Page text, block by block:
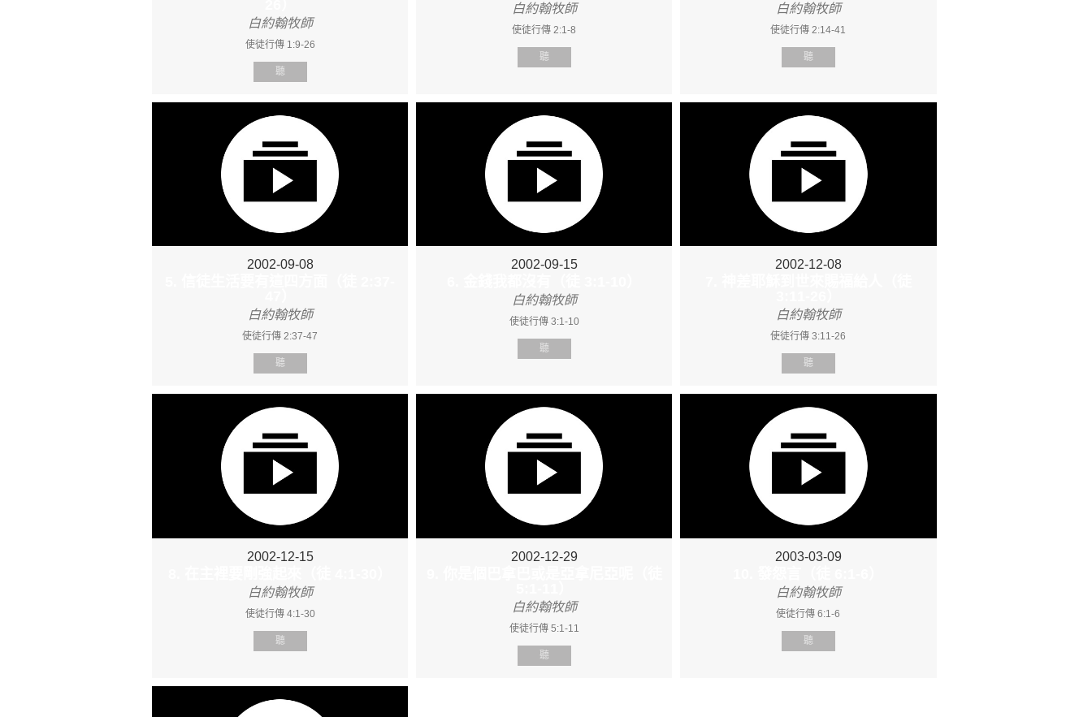
白約翰牧師
使徒行傳 1:9-26
聽
白約翰牧師
使徒行傳 2:1-8
聽
白約翰牧師
使徒行傳 2:14-41
聽
2002-09-08
白約翰牧師
使徒行傳 2:37-47
聽
2002-09-15
白約翰牧師
使徒行傳 3:1-10
聽
2002-12-08
白約翰牧師
使徒行傳 3:11-26
聽
2002-12-15
白約翰牧師
使徒行傳 4:1-30
聽
2002-12-29
白約翰牧師
使徒行傳 5:1-11
聽
2003-03-09
白約翰牧師
使徒行傳 6:1-6
聽